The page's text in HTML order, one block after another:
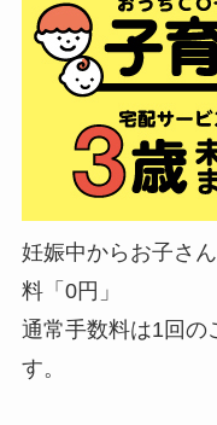
妊娠中からお子さ
料「0円」
通常手数料は1回の
す。